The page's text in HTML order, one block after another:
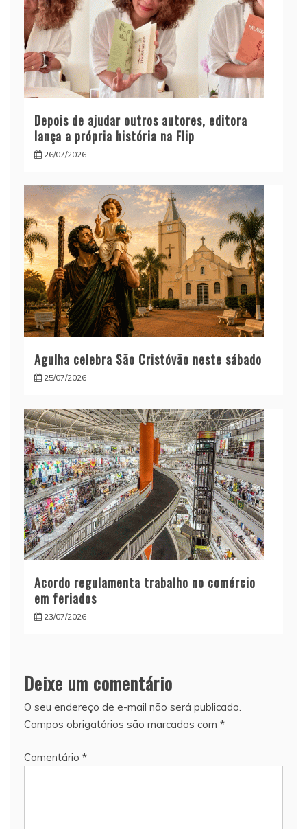
Depois de ajudar outros autores, editora
lança a própria história na Flip
26/07/2026
Agulha celebra São Cristóvão neste sábado
25/07/2026
Acordo regulamenta trabalho no comércio
em feriados
23/07/2026
Deixe um comentário
O seu endereço de e-mail não será publicado.
Campos obrigatórios são marcados com *
Comentário *